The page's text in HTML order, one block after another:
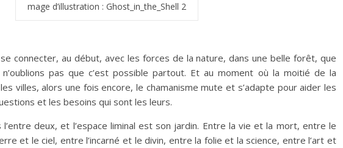
mage d’illustration : Ghost_in_the_Shell 2
connecter, au début, avec les forces de la nature, dans une belle forêt, que
pas que c’est possible partout. Et au moment où la moitié de la
villes, alors une fois encore, le chamanisme mute et s’adapte pour aider les
et les besoins qui sont les leurs.
deux, et l’espace liminal est son jardin. Entre la vie et la mort, entre le
et le ciel, entre l’incarné et le divin, entre la folie et la science, entre l’art et